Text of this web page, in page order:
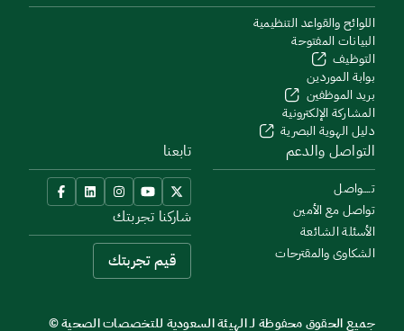
اللوائح والقواعد التنظيمية
البيانات المفتوحة
التوظيف
بوابة الموردين
بريد الموظفين
المشاركة الإلكترونية
دليل الهوية البصرية
التواصل والدعم
تــــواصل
تواصل مع الأمين
الأسئلة الشائعة
الشكاوى والمقترحات
تابعنا
شاركنا تجربتك
قيم تجربتك
جميع الحقوق محفوظة لـ الهيئة السعودية للتخصصات الصحية ©